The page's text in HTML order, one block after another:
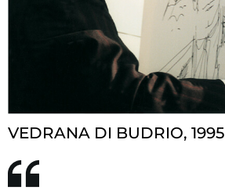
VEDRANA DI BUDRIO, 1995